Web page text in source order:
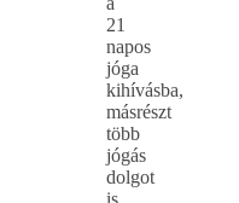
21
napos
jóga
kihívásba,
másrészt
több
jógás
dolgot